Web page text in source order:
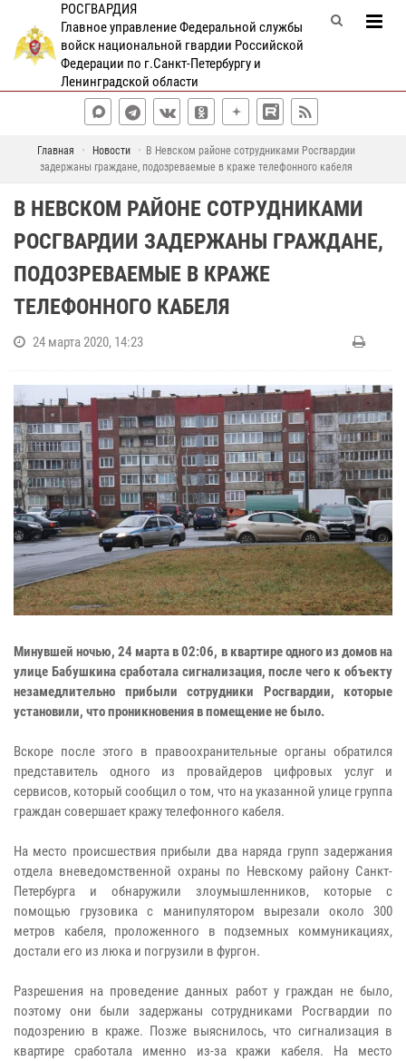
РОСГВАРДИЯ
Главное управление Федеральной службы
войск национальной гвардии Российской
Федерации по г.Санкт-Петербургу и
Ленинградской области
Главная Новости
В Невском районе сотрудниками Росгвардии
задержаны граждане, подозреваемые в краже телефонного кабеля
В НЕВСКОМ РАЙОНЕ СОТРУДНИКАМИ
РОСГВАРДИИ ЗАДЕРЖАНЫ ГРАЖДАНЕ,
ПОДОЗРЕВАЕМЫЕ В КРАЖЕ
ТЕЛЕФОННОГО КАБЕЛЯ
24 марта 2020, 14:23
Минувшей ночью, 24 марта в 02:06, в квартире одного из домов на
улице Бабушкина сработала сигнализация, после чего к объекту
незамедлительно прибыли сотрудники Росгвардии, которые
установили, что проникновения в помещение не было.
Вскоре после этого в правоохранительные органы обратился
представитель одного из провайдеров цифровых услуг и
сервисов, который сообщил о том, что на указанной улице группа
граждан совершает кражу телефонного кабеля.
На место происшествия прибыли два наряда групп задержания
отдела вневедомственной охраны по Невскому району Санкт-
Петербурга и обнаружили злоумышленников, которые с
помощью грузовика с манипулятором вырезали около 300
метров кабеля, проложенного в подземных коммуникациях,
достали его из люка и погрузили в фургон.
Разрешения на проведение данных работ у граждан не было,
поэтому они были задержаны сотрудниками Росгвардии по
подозрению в краже. Позже выяснилось, что сигнализация в
квартире сработала именно из-за кражи кабеля. На место